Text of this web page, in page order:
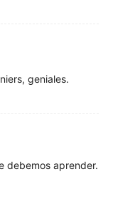
geniales.
debemos aprender.